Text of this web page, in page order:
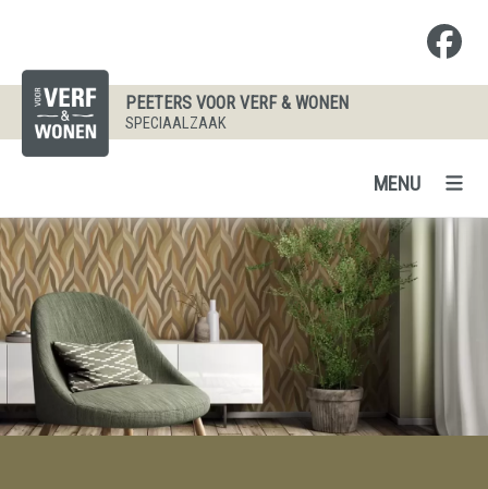
PEETERS VOOR VERF & WONEN
SPECIAALZAAK
MENU